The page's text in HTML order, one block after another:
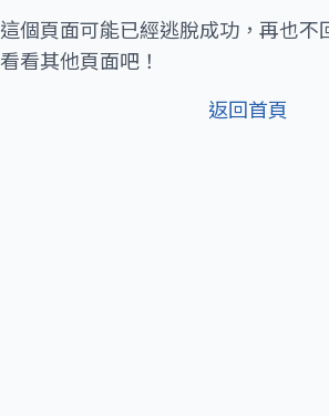
這個頁面可能已經逃脫成功，再也不
看看其他頁面吧！
返回首頁